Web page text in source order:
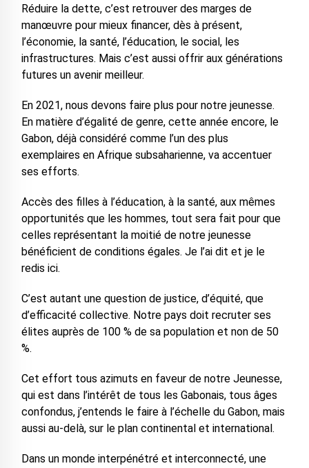
Réduire la dette, c’est retrouver des marges de
manœuvre pour mieux financer, dès à présent,
l’économie, la santé, l’éducation, le social, les
infrastructures. Mais c’est aussi offrir aux générations
futures un avenir meilleur.
En 2021, nous devons faire plus pour notre jeunesse.
En matière d’égalité de genre, cette année encore, le
Gabon, déjà considéré comme l’un des plus
exemplaires en Afrique subsaharienne, va accentuer
ses efforts.
Accès des filles à l’éducation, à la santé, aux mêmes
opportunités que les hommes, tout sera fait pour que
celles représentant la moitié de notre jeunesse
bénéficient de conditions égales. Je l’ai dit et je le
redis ici.
C’est autant une question de justice, d’équité, que
d’efficacité collective. Notre pays doit recruter ses
élites auprès de 100 % de sa population et non de 50
%.
Cet effort tous azimuts en faveur de notre Jeunesse,
qui est dans l’intérêt de tous les Gabonais, tous âges
confondus, j’entends le faire à l’échelle du Gabon, mais
aussi au-delà, sur le plan continental et international.
Dans un monde interpénétré et interconnecté, une